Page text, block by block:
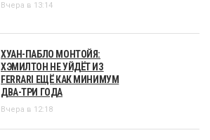
Вчера в 13:14
ХУАН-ПАБЛО МОНТОЙЯ:
ХЭМИЛТОН НЕ УЙДЁТ ИЗ
FERRARI ЕЩЁ КАК МИНИМУМ
ДВА-ТРИ ГОДА
Вчера в 12:18